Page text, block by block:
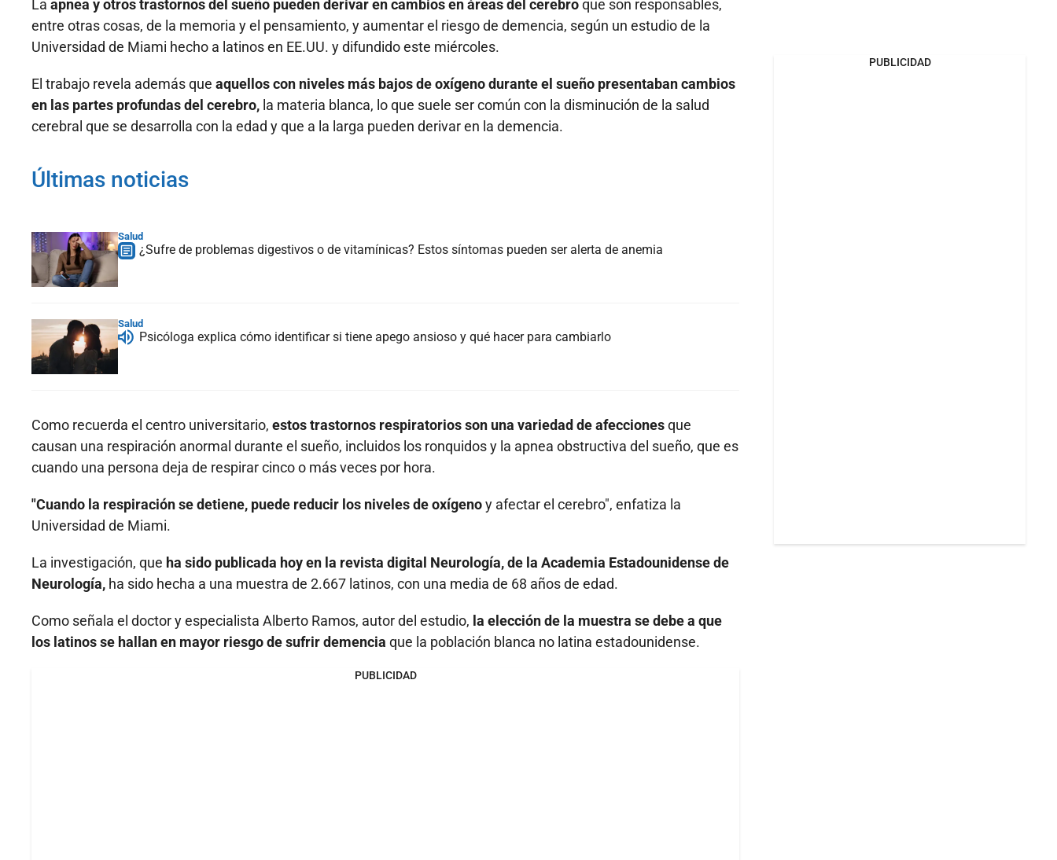
La apnea y otros trastornos del sueño pueden derivar en cambios en áreas del cerebroque son responsables,
entre otras cosas, de la memoria y el pensamiento, y aumentar el riesgo de demencia, según un estudio de la
Universidad de Miami hecho a latinos en EE.UU. y difundido este miércoles.
El trabajo revela además que aquellos con niveles más bajos de oxígeno durante el sueño presentaban cambios
en las partes profundas del cerebro, la materia blanca, lo que suele ser común con la disminución de la salud
cerebral que se desarrolla con la edad y que a la larga pueden derivar en la demencia.
Últimas noticias
Salud
¿Sufre de problemas digestivos o de vitamínicas? Estos síntomas pueden ser alerta de anemia
Salud
Psicóloga explica cómo identificar si tiene apego ansioso y qué hacer para cambiarlo
Como recuerda el centro universitario, estos trastornos respiratorios son una variedad de afeccionesque
causan una respiración anormal durante el sueño, incluidos los ronquidos y la apnea obstructiva del sueño, que es
cuando una persona deja de respirar cinco o más veces por hora.
"Cuando la respiración se detiene, puede reducir los niveles de oxígenoy afectar el cerebro", enfatiza la
Universidad de Miami.
La investigación, que ha sido publicada hoy en la revista digital Neurología, de la Academia Estadounidense de
Neurología, ha sido hecha a una muestra de 2.667 latinos, con una media de 68 años de edad.
Como señala el doctor y especialista Alberto Ramos, autor del estudio, la elección de la muestra se debe a que
los latinos se hallan en mayor riesgo de sufrir demencia que la población blanca no latina estadounidense.
PUBLICIDAD
PUBLICIDAD